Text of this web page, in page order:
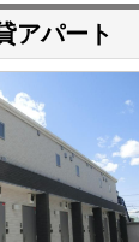
アパート